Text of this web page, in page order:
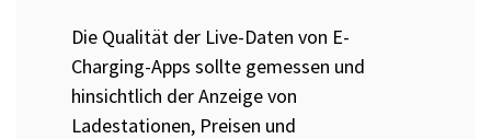
Xray für Administratoren
TestSolutions Originals
Die Qualität der Live-Daten von E-
Charging-Apps sollte gemessen und
hinsichtlich der Anzeige von
Ladestationen, Preisen und